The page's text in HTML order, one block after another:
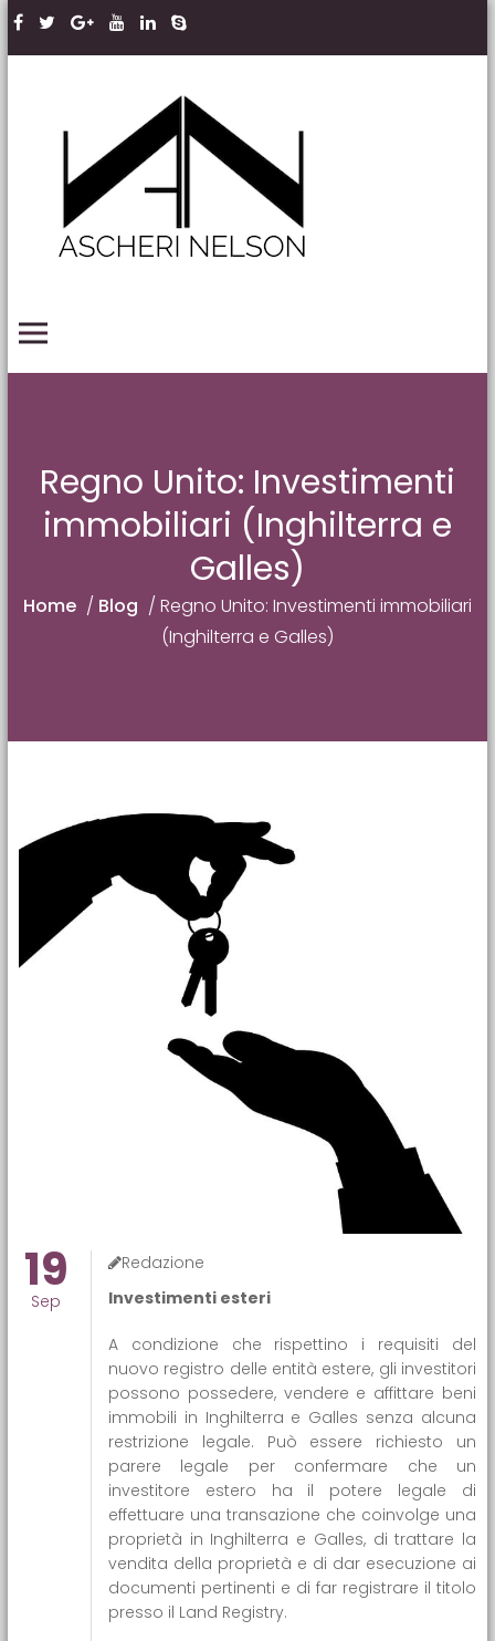
Skip to content
Regno Unito: Investimenti
immobiliari (Inghilterra e
Galles)
Home / Blog / Regno Unito: Investimenti immobiliari
(Inghilterra e Galles)
19
Sep
Redazione
Investimenti esteri
A condizione che rispettino i requisiti del
nuovo registro delle entità estere, gli investitori
possono possedere, vendere e affittare beni
immobili in Inghilterra e Galles senza alcuna
restrizione legale. Può essere richiesto un
parere legale per confermare che un
investitore estero ha il potere legale di
effettuare una transazione che coinvolge una
proprietà in Inghilterra e Galles, di trattare la
vendita della proprietà e di dar esecuzione ai
documenti pertinenti e di far registrare il titolo
presso il Land Registry.